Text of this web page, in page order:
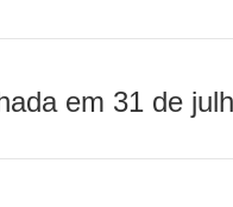
em 31 de